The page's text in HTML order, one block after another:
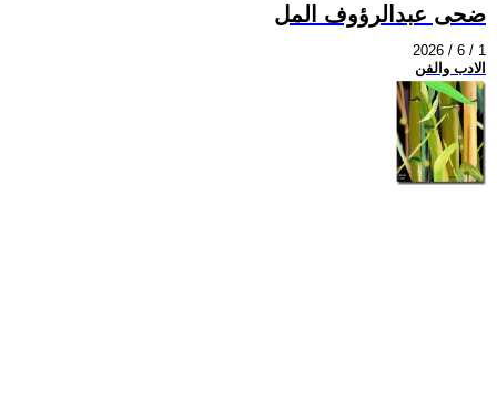
ضحى عبدالرؤوف المل
2026 / 6 / 1
الادب والفن